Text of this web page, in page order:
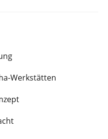
Werkstätten